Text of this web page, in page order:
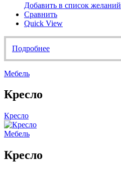
Добавить в список желаний
Сравнить
Quick View
Подробнее
Мебель
Кресло
Кресло
Мебель
Кресло